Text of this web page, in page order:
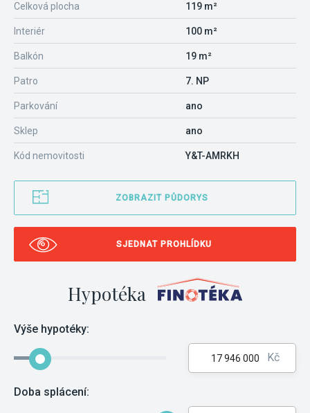
Celková plocha 119 m²
Interiér 100 m²
Balkón 19 m²
Patro 7. NP
Parkování ano
Sklep ano
Kód nemovitosti Y&T-AMRKH
ZOBRAZIT PŮDORYS
SJEDNAT PROHLÍDKU
Hypotéka
Výše hypotéky:
Kč
Doba splácení: